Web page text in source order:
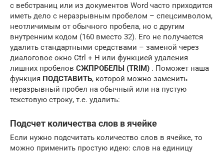
с вебстраниц или из документов Word часто приходится
иметь дело с неразрывным пробелом – спецсимволом,
неотличимым от обычного пробела, но с другим
внутренним кодом (160 вместо 32). Его не получается
удалить стандартными средствами – заменой через
диалоговое окно Ctrl + H или функцией удаления
лишних пробелов СЖПРОБЕЛЫ (TRIM) . Поможет наша
функция ПОДСТАВИТЬ, которой можно заменить
неразрывный пробел на обычный или на пустую
текстовую строку, т.е. удалить:
Подсчет количества слов в ячейке
Если нужно подсчитать количество слов в ячейке, то
можно применить простую идею: слов на единицу